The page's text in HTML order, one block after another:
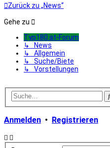
Zurück zu „News“
Gehe zu
Typ180.at-Forum
↳ News
↳ Allgemein
↳ Suche/Biete
↳ Vorstellungen
Anmelden • Registrieren